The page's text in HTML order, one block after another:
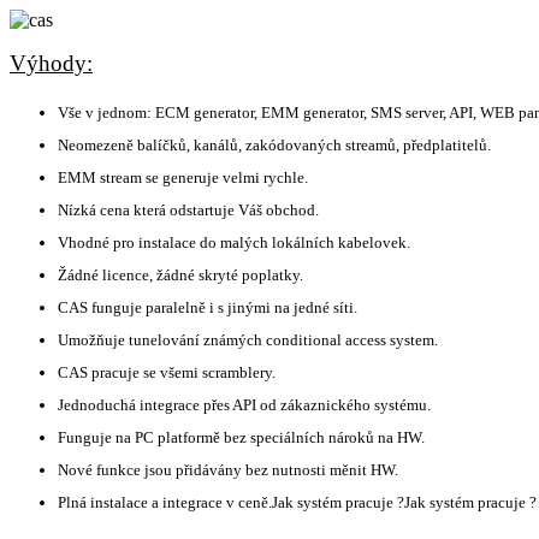
Výhody:
Vše v jednom: ECM generator, EMM generator, SMS server, API, WEB
Neomezeně balíčků, kanálů, zakódovaných streamů, předplatitelů.
EMM stream se generuje velmi rychle.
Nízká cena která odstartuje Váš obchod.
Vhodné pro instalace do malých lokálních kabelovek.
Žádné licence, žádné skryté poplatky.
CAS funguje paralelně i s jinými na jedné síti.
Umožňuje tunelování známých conditional access system.
CAS pracuje se všemi scramblery.
Jednoduchá integrace přes API od zákaznického systému.
Funguje na PC platformě bez speciálních nároků na HW.
Nové funkce jsou přidávány bez nutnosti měnit HW.
Plná instalace a integrace v ceně.Jak systém pracuje ?Jak systém pracuje ?